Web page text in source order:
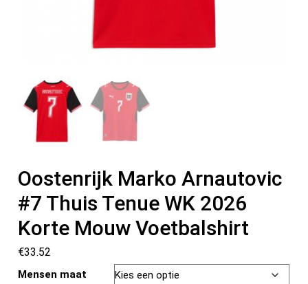
Oostenrijk Marko Arnautovic
#7 Thuis Tenue WK 2026
Korte Mouw Voetbalshirt
€33.52
Mensen maat